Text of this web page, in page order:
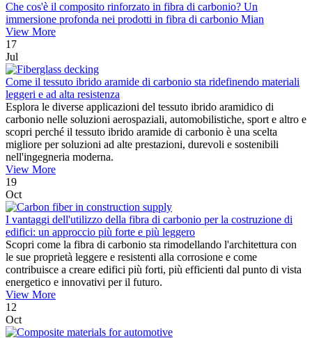
Che cos'è il composito rinforzato in fibra di carbonio? Un
immersione profonda nei prodotti in fibra di carbonio Mian
View More
17
Jul
Come il tessuto ibrido aramide di carbonio sta ridefinendo materiali
leggeri e ad alta resistenza
Esplora le diverse applicazioni del tessuto ibrido aramidico di
carbonio nelle soluzioni aerospaziali, automobilistiche, sport e altro e
scopri perché il tessuto ibrido aramide di carbonio è una scelta
migliore per soluzioni ad alte prestazioni, durevoli e sostenibili
nell'ingegneria moderna.
View More
19
Oct
I vantaggi dell'utilizzo della fibra di carbonio per la costruzione di
edifici: un approccio più forte e più leggero
Scopri come la fibra di carbonio sta rimodellando l'architettura con
le sue proprietà leggere e resistenti alla corrosione e come
contribuisce a creare edifici più forti, più efficienti dal punto di vista
energetico e innovativi per il futuro.
View More
12
Oct